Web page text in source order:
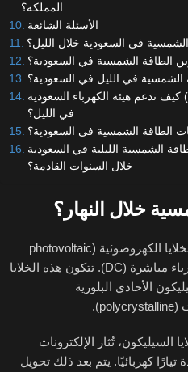
المملكة؟
الأسئلة الشائعة
في السعودية خلال الليل؟
الطاقة الشمسية في السعودية؟
الشمسية في الليل في السعودية؟
كيف تدعم هيئة الكهرباء السعودية (SEC) تشغيل الطاقة الشمسية
في الليل؟
الطاقة الشمسية في السعودية؟
الشمسية الليلية في السعودية
خلال السنوات القادمة؟
خلال النهار؟
تعتمد الألواح الشمسية على تقنية الخلايا الكهروضوئية (photovoltaic
cells) لتحويل ضوء الشمس إلى كهرباء مباشرة (DC). تتكون هذه الخلايا
الأحادي البلورية
تُثار الإلكترونات
تيارًا كهربائيًا. يتم بعد ذلك تحويل